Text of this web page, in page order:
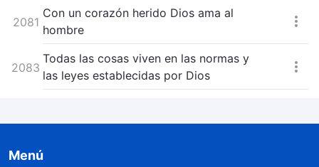
2081
Con un corazón herido Dios ama al
hombre
2083
Todas las cosas viven en las normas y
las leyes establecidas por Dios
Menú